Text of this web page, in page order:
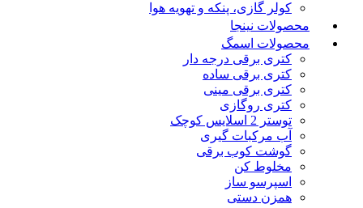
کولر گازی، پنکه و تهویه هوا
محصولات نینجا
محصولات اسمگ
کتری برقی درجه دار
کتری برقی ساده
کتری برقی مینی
کتری روگازی
توستر 2 اسلایس کوچک
آب مرکبات گیری
گوشت کوب برقی
مخلوط کن
اسپرسو ساز
همزن دستی